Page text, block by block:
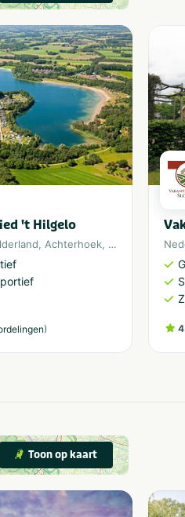
't Hilgelo
, Achterhoek, Winterswijk
)
Toon op kaart